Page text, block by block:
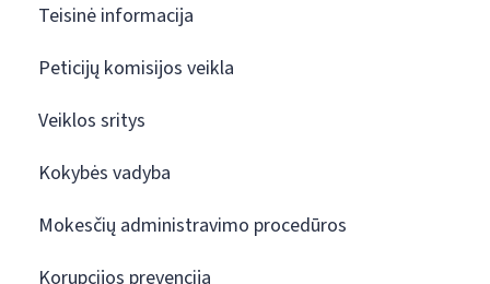
Teisinė informacija
Peticijų komisijos veikla
Veiklos sritys
Kokybės vadyba
Mokesčių administravimo procedūros
Korupcijos prevencija